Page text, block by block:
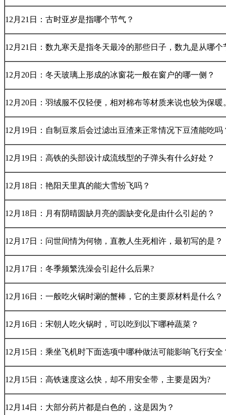
12月21日：古时亚岁是指哪个节气？
12月21日：数九寒天是指冬天最冷的那些日子，数九是从哪个
12月20日：冬天玻璃上形成的冰窗花一般在窗户的哪一侧？
12月20日：羽绒服不仅轻便，相对棉布等材质来说也较为保暖
12月19日：自制豆浆后会过滤出豆渣来正常情况下豆渣能吃吗
12月19日：高铁的头部设计成流线型的子弹头有什么好处？
12月18日：艳阳天里真的能大雪纷飞吗？
12月18日：月有阴晴圆缺月亮的圆缺变化是由什么引起的？
12月17日：问世间情为何物，直教人生死相许，最初写的是？
12月17日：冬季频繁洗澡会引起什么后果?
12月16日：一般吃火锅时涮的蟹棒，它的主要原材料是什么？
12月16日：宋朝人吃火锅时，可以吃到以下哪种蔬菜？
12月15日：乘坐飞机时下面选项中哪种做法可能影响飞行安全
12月15日：高铁速度这么快，却不用安全带，主要是因为?
12月14日：大部分药片都是白色的，这是因为？